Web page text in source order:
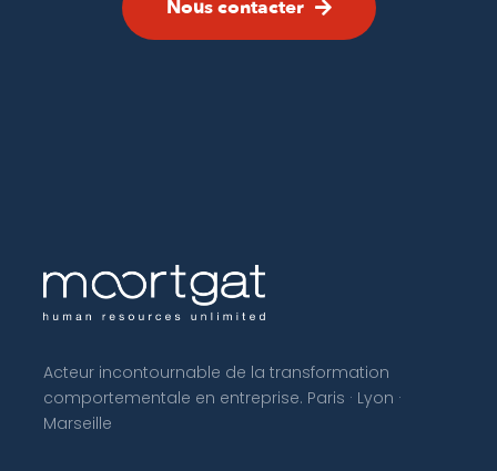
Nous contacter
Acteur incontournable de la transformation
comportementale en entreprise. Paris · Lyon ·
Marseille